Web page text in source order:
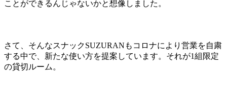
ことができるんじゃないかと想像しました。
さて、そんなスナックSUZURANもコロナにより営業を自粛
する中で、新たな使い方を提案しています。それが1組限定
の貸切ルーム。